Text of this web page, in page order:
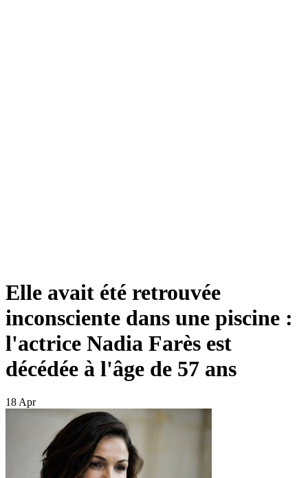
Elle avait été retrouvée
inconsciente dans une piscine :
l'actrice Nadia Farès est
décédée à l'âge de 57 ans
18 Apr